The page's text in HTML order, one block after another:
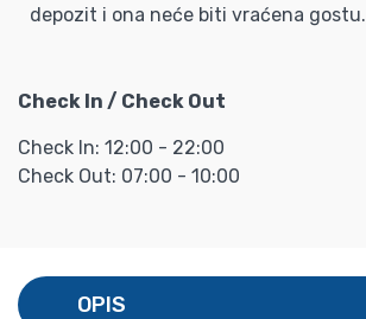
depozit i ona neće biti vraćena gostu.
Check In / Check Out
Check In: 12:00 - 22:00
Check Out: 07:00 - 10:00
OPIS